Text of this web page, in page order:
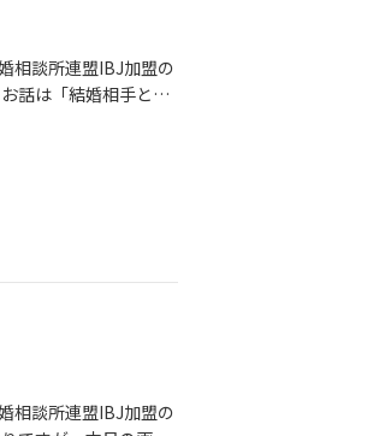
相談所連盟IBJ加盟の
話は「結婚相手とし
うもの」だと断言
るのが「結婚」
相談所連盟IBJ加盟の